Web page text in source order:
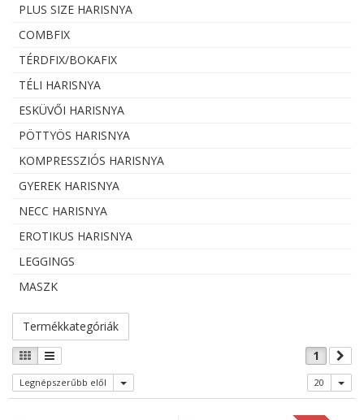
PLUS SIZE HARISNYA
COMBFIX
TÉRDFIX/BOKAFIX
TÉLI HARISNYA
ESKÜVŐI HARISNYA
PÖTTYÖS HARISNYA
KOMPRESSZIÓS HARISNYA
GYEREK HARISNYA
NECC HARISNYA
EROTIKUS HARISNYA
LEGGINGS
MASZK
Termékkategóriák
1
Legnépszerűbb elől 20